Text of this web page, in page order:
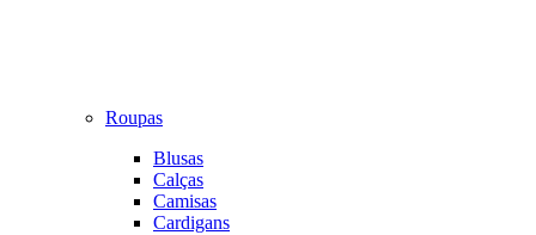
Roupas
Blusas
Calças
Camisas
Cardigans